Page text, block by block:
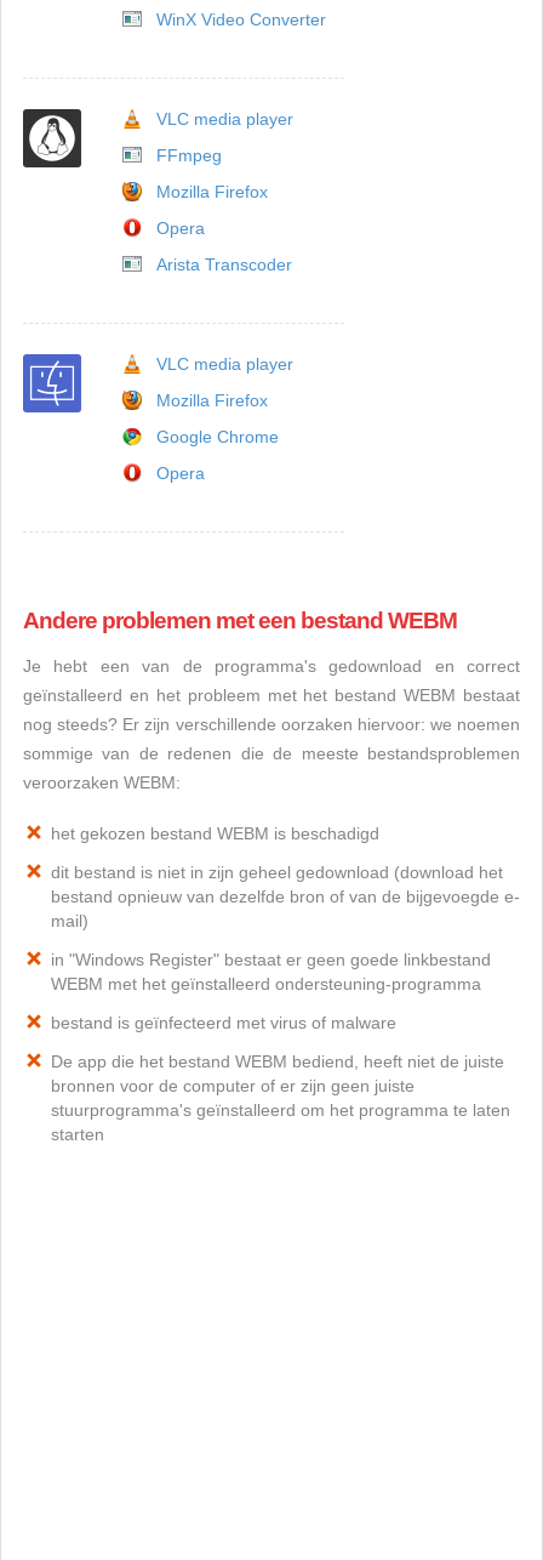
WinX Video Converter
VLC media player
FFmpeg
Mozilla Firefox
Opera
Arista Transcoder
VLC media player
Mozilla Firefox
Google Chrome
Opera
Andere problemen met een bestand WEBM
Je hebt een van de programma's gedownload en correct
geïnstalleerd en het probleem met het bestand WEBM bestaat
nog steeds? Er zijn verschillende oorzaken hiervoor: we noemen
sommige van de redenen die de meeste bestandsproblemen
veroorzaken WEBM:
het gekozen bestand WEBM is beschadigd
dit bestand is niet in zijn geheel gedownload (download het
bestand opnieuw van dezelfde bron of van de bijgevoegde e-
mail)
in "Windows Register" bestaat er geen goede linkbestand
WEBM met het geïnstalleerd ondersteuning-programma
bestand is geïnfecteerd met virus of malware
De app die het bestand WEBM bediend, heeft niet de juiste
bronnen voor de computer of er zijn geen juiste
stuurprogramma's geïnstalleerd om het programma te laten
starten